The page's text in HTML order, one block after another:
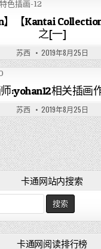
】【Kantai
之[一]
苏西 2019年8月25日
:yohan12相关插画
苏西 2019年8月25日
卡通网站内搜索
卡通网阅读排行榜